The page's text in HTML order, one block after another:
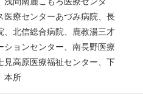
医療センターあづみ病院、長
、北信総合病院、鹿教湯三才
ションセンター、南長野医療
見高原医療福祉センター、下
本所